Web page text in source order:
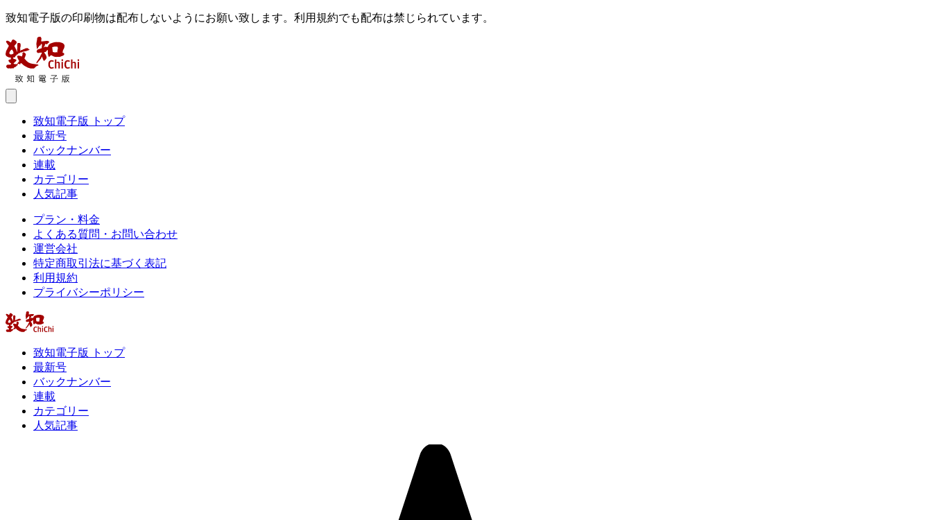
致知電子版の印刷物は配布しないようにお願い致します。利用規約でも配布は禁じられています。
致知電子版 トップ
最新号
バックナンバー
連載
カテゴリー
人気記事
プラン・料金
よくある質問・お問い合わせ
運営会社
特定商取引法に基づく表記
利用規約
プライバシーポリシー
致知電子版 トップ
最新号
バックナンバー
連載
カテゴリー
人気記事